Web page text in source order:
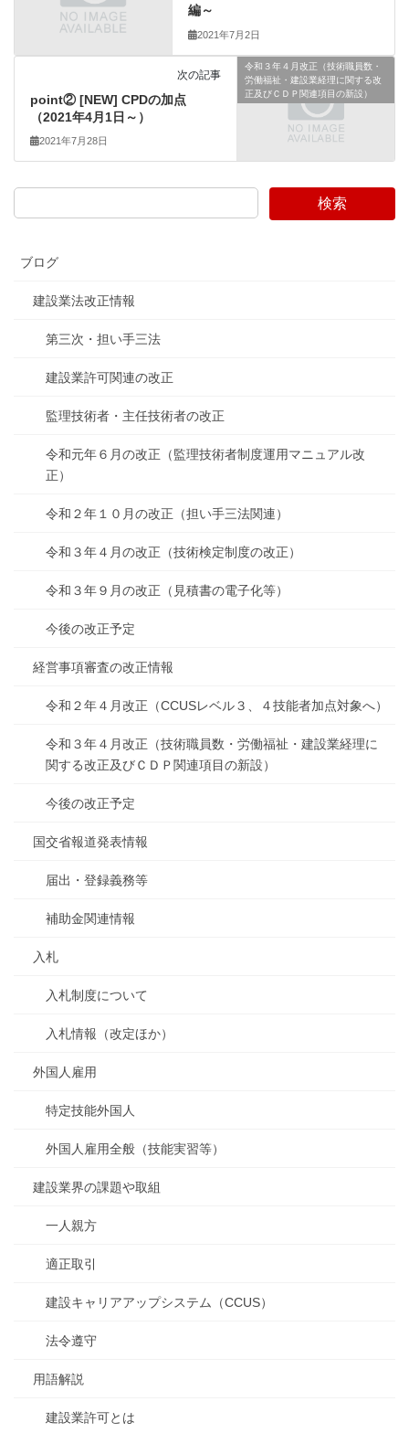
編～
2021年7月2日
令和３年４月改正（技術職員数・
労働福祉・建設業経理に関する改
正及びＣＤＰ関連項目の新設）
次の記事
point② [NEW] CPDの加点
（2021年4月1日～）
2021年7月28日
検索
ブログ
建設業法改正情報
第三次・担い手三法
建設業許可関連の改正
監理技術者・主任技術者の改正
令和元年６月の改正（監理技術者制度運用マニュアル改
正）
令和２年１０月の改正（担い手三法関連）
令和３年４月の改正（技術検定制度の改正）
令和３年９月の改正（見積書の電子化等）
今後の改正予定
経営事項審査の改正情報
令和２年４月改正（CCUSレベル３、４技能者加点対象へ）
令和３年４月改正（技術職員数・労働福祉・建設業経理に
関する改正及びＣＤＰ関連項目の新設）
今後の改正予定
国交省報道発表情報
届出・登録義務等
補助金関連情報
入札
入札制度について
入札情報（改定ほか）
外国人雇用
特定技能外国人
外国人雇用全般（技能実習等）
建設業界の課題や取組
一人親方
適正取引
建設キャリアアップシステム（CCUS）
法令遵守
用語解説
建設業許可とは